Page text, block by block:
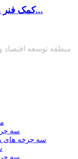
SZ110 33 کمک فنر هیدرولیک برقی...
سه
سه چرخه های
سه